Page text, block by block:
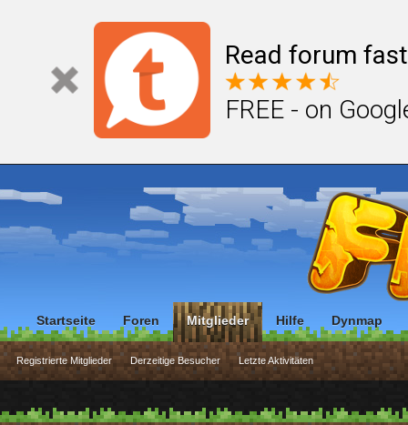
Read forum
FREE - on
Startseite Foren Mitglieder
Registrierte Mitglieder Derzeitige Besucher Letzte Aktivitäten
Hilfe Dynmap